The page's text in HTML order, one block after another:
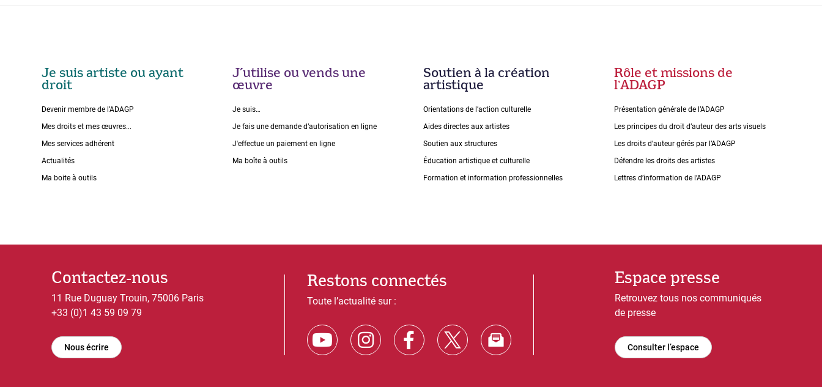
Je suis artiste ou ayant
droit
Devenir membre de l’ADAGP
Mes droits et mes œuvres...
Mes services adhérent
Actualités
Ma boite à outils
J’utilise ou vends une
œuvre
Je suis…
Je fais une demande dʼautorisation en ligne
J'effectue un paiement en ligne
Ma boîte à outils
Soutien à la création
artistique
Orientations de lʼaction culturelle
Aides directes aux artistes
Soutien aux structures
Éducation artistique et culturelle
Formation et information professionnelles
Rôle et missions de
lʼADAGP
Présentation générale de l’ADAGP
Les principes du droit dʼauteur des arts visuels
Les droits dʼauteur gérés par lʼADAGP
Défendre les droits des artistes
Lettres dʼinformation de lʼADAGP
Contactez-nous
11 Rue Duguay Trouin, 75006 Paris
+33 (0)1 43 59 09 79
Nous écrire
Restons connectés
Toute l’actualité sur :
Espace presse
Retrouvez tous nos communiqués
de presse
Consulter l’espace